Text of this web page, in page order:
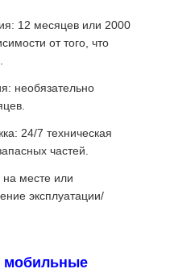
12 месяцев или 2000
от того, что
необязательно
24/7 техническая
частей.
месте или
эксплуатации/
мобильные